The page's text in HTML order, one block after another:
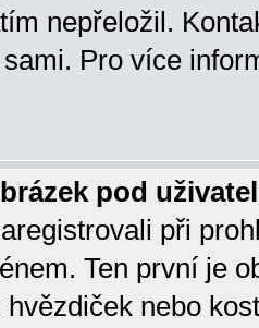
nepřeložil.
Pro více
pod
při
Ten první je
hvězdiček nebo